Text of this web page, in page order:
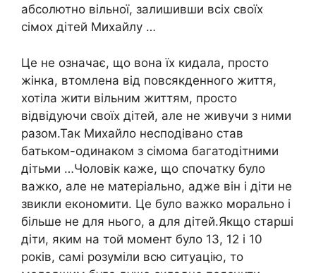
абсолютно вільної, залишивши всіх своїх
сімох дітей Михайлу …
Це не означає, що вона їх кидала, просто
жінка, втомлена від повсякденного життя,
хотіла жити вільним життям, просто
відвідуючи своїх дітей, але не живучи з ними
разом.Так Михайло несподівано став
батьком-одинаком з сімома багатодітними
дітьми …Чоловік каже, що спочатку було
важко, але не матеріально, адже він і діти не
звикли економити. Це було важко морально і
більше не для нього, а для дітей.Якщо старші
діти, яким на той момент було 13, 12 і 10
років, самі розуміли всю ситуацію, то